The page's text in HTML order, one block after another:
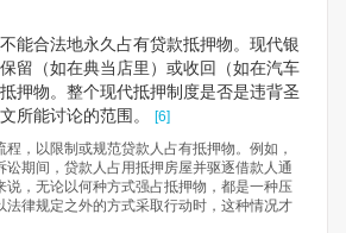
能合法地永久占有贷款抵押物。现代银
留（如在典当店里）或收回（如在汽车
押物。整个现代抵押制度是否是违背圣
所能讨论的范围。
[6]
，以限制或规范贷款人占有抵押物。例如，
讼期间，贷款人占用抵押房屋并驱逐借款人通
说，无论以何种方式强占抵押物，都是一种压
法律规定之外的方式采取行动时，这种情况才